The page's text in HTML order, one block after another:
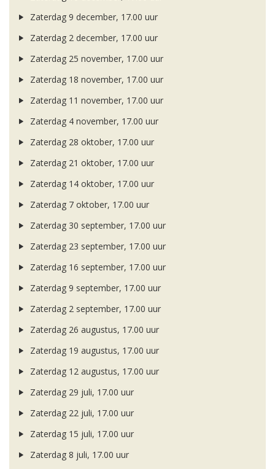
Zaterdag 9 december, 17.00 uur
Zaterdag 2 december, 17.00 uur
Zaterdag 25 november, 17.00 uur
Zaterdag 18 november, 17.00 uur
Zaterdag 11 november, 17.00 uur
Zaterdag 4 november, 17.00 uur
Zaterdag 28 oktober, 17.00 uur
Zaterdag 21 oktober, 17.00 uur
Zaterdag 14 oktober, 17.00 uur
Zaterdag 7 oktober, 17.00 uur
Zaterdag 30 september, 17.00 uur
Zaterdag 23 september, 17.00 uur
Zaterdag 16 september, 17.00 uur
Zaterdag 9 september, 17.00 uur
Zaterdag 2 september, 17.00 uur
Zaterdag 26 augustus, 17.00 uur
Zaterdag 19 augustus, 17.00 uur
Zaterdag 12 augustus, 17.00 uur
Zaterdag 29 juli, 17.00 uur
Zaterdag 22 juli, 17.00 uur
Zaterdag 15 juli, 17.00 uur
Zaterdag 8 juli, 17.00 uur